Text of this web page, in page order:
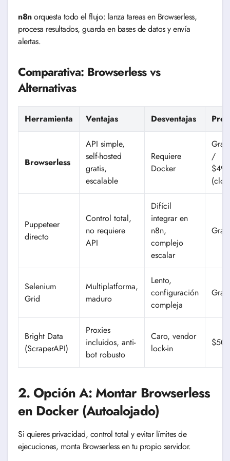
n8norquesta todo el flujo: lanza tareas en Browserless,
procesa resultados, guarda en bases de datos y envía
alertas.
Comparativa: Browserless vs
Alternativas
Herramienta Ventajas Desventajas
Browserless
API simple,
self-hosted
gratis,
escalable
Requiere
Docker
/
Puppeteer
directo
Control total,
no requiere
API
Difícil
integrar en
n8n,
complejo
escalar
Selenium
Grid
Multiplatforma,
maduro
Lento,
configuración
compleja
Bright Data
(ScraperAPI)
Proxies
incluidos, anti-
bot robusto
Caro, vendor
lock-in
2. Opción A: Montar Browserless
en Docker (Autoalojado)
Si quieres privacidad, control total y evitar límites de
ejecuciones, monta Browserless en tu propio servidor.